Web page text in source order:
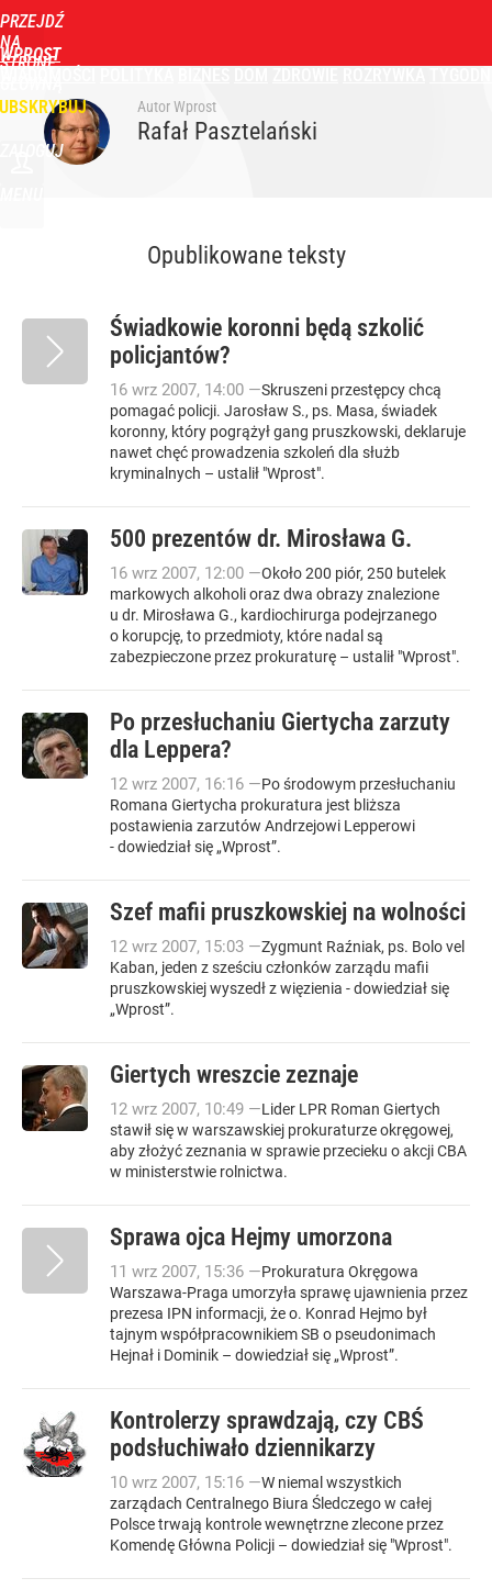
PRZEJDŹ
NA
STRONĘ
WPROST
ZALOGUJ
Autor Wprost
Rafał Pasztelański
Opublikowane teksty
Świadkowie koronni będą szkolić
policjantów?
16 wrz 2007, 14:00 —Skruszeni przestępcy chcą
pomagać policji. Jarosław S., ps. Masa, świadek
koronny, który pogrążył gang pruszkowski, deklaruje
nawet chęć prowadzenia szkoleń dla służb
kryminalnych – ustalił "Wprost".
500 prezentów dr. Mirosława G.
16 wrz 2007, 12:00 —Około 200 piór, 250 butelek
markowych alkoholi oraz dwa obrazy znalezione
u dr. Mirosława G., kardiochirurga podejrzanego
o korupcję, to przedmioty, które nadal są
zabezpieczone przez prokuraturę – ustalił "Wprost".
Po przesłuchaniu Giertycha zarzuty
dla Leppera?
12 wrz 2007, 16:16 —Po środowym przesłuchaniu
Romana Giertycha prokuratura jest bliższa
postawienia zarzutów Andrzejowi Lepperowi
- dowiedział się „Wprost”.
Szef mafii pruszkowskiej na wolności
12 wrz 2007, 15:03 —Zygmunt Raźniak, ps. Bolo vel
Kaban, jeden z sześciu członków zarządu mafii
pruszkowskiej wyszedł z więzienia - dowiedział się
„Wprost”.
Giertych wreszcie zeznaje
12 wrz 2007, 10:49 —Lider LPR Roman Giertych
stawił się w warszawskiej prokuraturze okręgowej,
aby złożyć zeznania w sprawie przecieku o akcji CBA
w ministerstwie rolnictwa.
Sprawa ojca Hejmy umorzona
11 wrz 2007, 15:36 —Prokuratura Okręgowa
Warszawa-Praga umorzyła sprawę ujawnienia przez
prezesa IPN informacji, że o. Konrad Hejmo był
tajnym współpracownikiem SB o pseudonimach
Hejnał i Dominik – dowiedział się „Wprost”.
Kontrolerzy sprawdzają, czy CBŚ
podsłuchiwało dziennikarzy
10 wrz 2007, 15:16 —W niemal wszystkich
zarządach Centralnego Biura Śledczego w całej
Polsce trwają kontrole wewnętrzne zlecone przez
Komendę Główna Policji – dowiedział się "Wprost".